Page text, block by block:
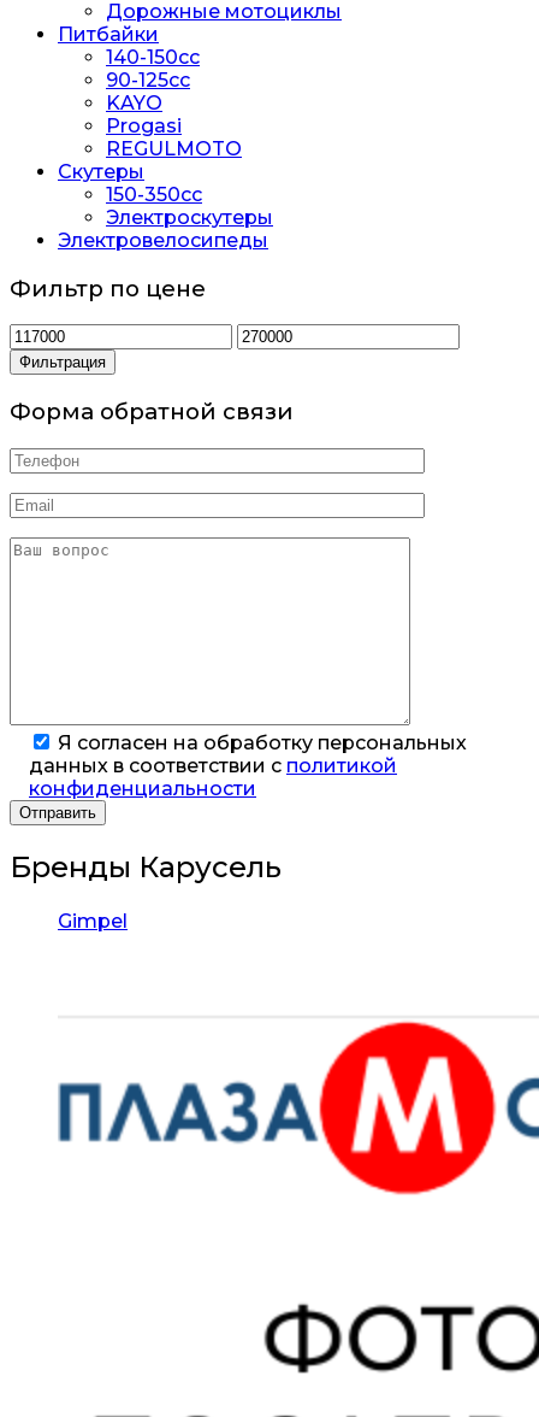
Дорожные мотоциклы
Питбайки
140-150сс
90-125cc
KAYO
Progasi
REGULMOTO
Скутеры
150-350cc
Электроскутеры
Электровелосипеды
Фильтр по цене
Минимальная
цена
Максимальная
Фильтрация
Форма обратной связи
Я согласен на обработку персональных
данных в соответствии с политикой
конфиденциальности
Бренды Карусель
Gimpel